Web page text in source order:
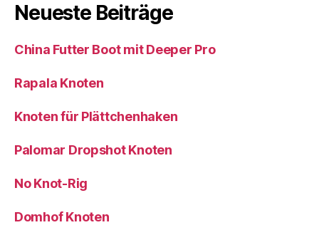
Neueste Beiträge
China Futter Boot mit Deeper Pro
Rapala Knoten
Knoten für Plättchenhaken
Palomar Dropshot Knoten
No Knot-Rig
Domhof Knoten